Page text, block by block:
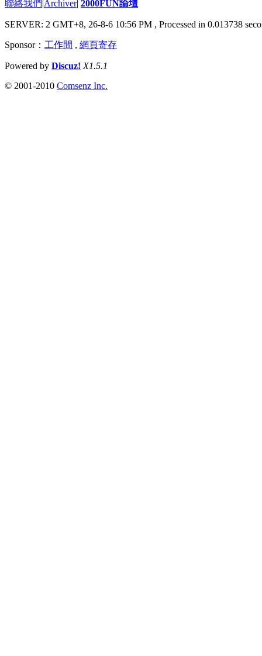
聯絡我們 Archiver| 2000FUN論壇
SERVER: 2 GMT+8, 26-8-6 10:56 PM , Processed in 0.013738
Sponsor： 工作間 , 網頁寄存
Powered by Discuz! X1.5.1
© 2001-2010 Comsenz Inc.